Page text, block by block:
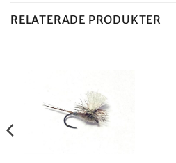
RELATERADE PRODUKTER